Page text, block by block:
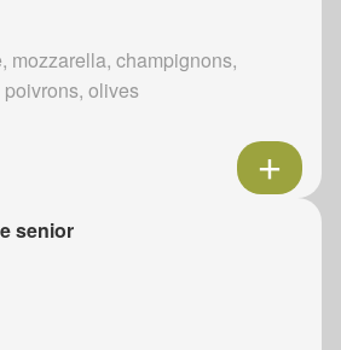
mozzarella, champignons,
olives
senior